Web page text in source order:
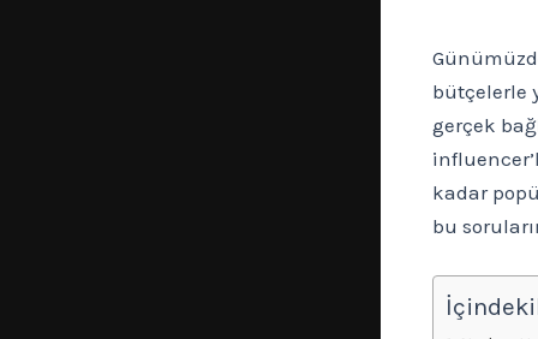
bütçelerle
gerçek
kadar
bu